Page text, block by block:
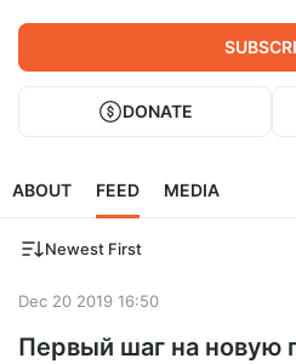
DONATE
ABOUT FEED MEDIA
Newest First
Dec 20 2019 16:50
Первый шаг на новую